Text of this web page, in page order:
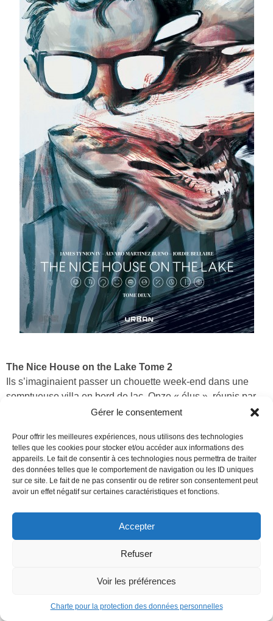
Gérer le consentement
Pour offrir les meilleures expériences, nous utilisons des technologies
telles que les cookies pour stocker et/ou accéder aux informations des
appareils. Le fait de consentir à ces technologies nous permettra de traiter
des données telles que le comportement de navigation ou les ID uniques
sur ce site. Le fait de ne pas consentir ou de retirer son consentement peut
avoir un effet négatif sur certaines caractéristiques et fonctions.
Accepter
Refuser
Voir les préférences
Charte pour la protection des données personnelles
The Nice House on the Lake Tome 2
Ils s’imaginaient passer un chouette week-end dans une
somptueuse villa en bord de lac. Onze « élus », réunis par
leur ami commun, Walter, à priori doux et sympathiques.
tourne au cauchemar éveillé lorsqu’ils assistent,
impuissants, à la fin du monde… Depuis, chacun cherche à
sa manière à déjouer les plans de leur ami-ravisseur, mais
difficile de trouver un sens à l’impensable. Alliances,
trahisons, pressions, crises existentielles… Pourront-ils
seulement se libérer de leurs propres schémas, de leur